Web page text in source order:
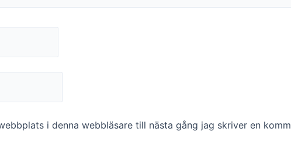
i denna webbläsare till nästa gång jag skriver en